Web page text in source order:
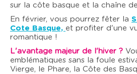
sur la côte basque et la chaîne
En février, vous pourrez fêter la
Cote Basque, et profiter d'une
romantique !
L'avantage majeur de l'hiver ?
emblématiques sans la foule
Vierge, le Phare, la Côte des